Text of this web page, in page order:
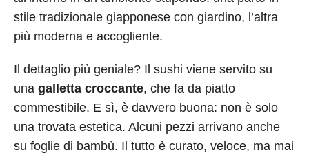
stile tradizionale giapponese con giardino, l’altra
più moderna e accogliente.
Il dettaglio più geniale? Il sushi viene servito su
una galletta croccante, che fa da piatto
commestibile. E sì, è davvero buona: non è solo
una trovata estetica. Alcuni pezzi arrivano anche
su foglie di bambù. Il tutto è curato, veloce, ma mai